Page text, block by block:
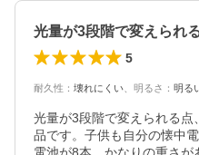
5
耐久性 ： 壊れにくい 明るさ ： 明る
光量が3段階で変えられる
品です。子供も自分の懐中